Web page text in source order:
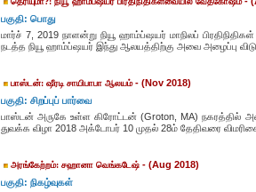
பகுதி: பொது
மார்ச் 7, 2019 நாளன்று நியூ ஹாம்ப்ஷயர் மாநிலப்
நடத்த நியூ ஹாம்ப்ஷயர் இந்து ஆலயத்திற்கு அவை அழைப்பு
பாஸ்டன்: ஷீரடி சாயிபாபா ஆலயம்- (Nov 2018)
பகுதி: சிறப்புப் பார்வை
பாஸ்டன் அருகே உள்ள கிரோட்டன் (Groton, MA) நகரத்தில்
துவக்க விழா 2018 அக்டோபர் 10 முதல் 28ம் தேதிவரை
அரங்கேற்றம்: சஹானா வெங்கடேஷ் - (Aug 2018)
பகுதி: நிகழ்வுகள்